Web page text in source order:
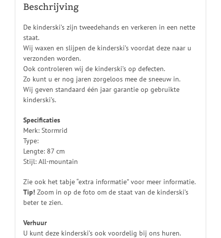
Beschrijving
De kinderski’s zijn tweedehands en verkeren in een nette
staat.
Wij waxen en slijpen de kinderski’s voordat deze naar u
verzonden worden.
Ook controleren wij de kinderski’s op defecten.
Zo kunt u er nog jaren zorgeloos mee de sneeuw in.
Wij geven standaard één jaar garantie op gebruikte
kinderski’s.
Specificaties
Merk: Stormrid
Type:
Lengte: 87 cm
Stijl: All-mountain
Zie ook het tabje “extra informatie” voor meer informatie.
Tip!Zoom in op de foto om de staat van de kinderski’s
beter te zien.
Verhuur
U kunt deze kinderski’s ook voordelig bij ons huren.